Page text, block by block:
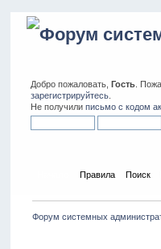
Добро пожаловать,Гость .
зарегистрируйтесь
Не получилиписьмо с кодом
Правила Поиск
Форум системных